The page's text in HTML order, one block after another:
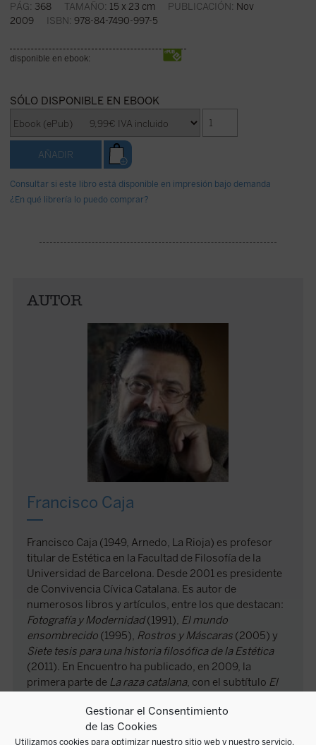
Gestionar el Consentimiento
de las Cookies
Utilizamos cookies para optimizar nuestro sitio web y nuestro servicio.
PÁG: 368 TAMAÑO: 15 x 23 cm PUBLICACIÓN: Nov
2009 ISBN: 978-84-7490-997-5
disponible en ebook:
SÓLO DISPONIBLE EN EBOOK
Consultar si este libro está disponible en impresión bajo demanda
¿En qué librería lo puedo comprar?
AUTOR
Francisco Caja
Francisco Caja (1949, Arnedo, La Rioja) es profesor
titular de Estética en la Facultad de Filosofía de la
Universidad de Barcelona. Desde 2001 es presidente
de Convivencia Cívica Catalana. Es autor de
numerosos libros y artículos, entre los que destacan:
Fotografía y Modernidad(1991), El mundo
ensombrecido (1995), Rostros y Máscaras (2005) y
Siete tesis para una historia filosófica de la Estética
(2011). En Encuentro ha publicado, en 2009, la
primera parte de La raza catalana, con el subtítulo El